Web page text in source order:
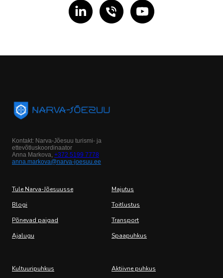
Kontakt: Narva-Jõesuu turismi- ja
ettevõtluskoordinaator
Anna Markova, +372 5199 7778
anna.markova@narva-joesuu.ee
Tule Narva-Jõesuusse
Blogi
Põnevad paigad
Ajalugu
Majutus
Toitlustus
Transport
Spaapuhkus
Kultuuripuhkus Aktiivne puhkus